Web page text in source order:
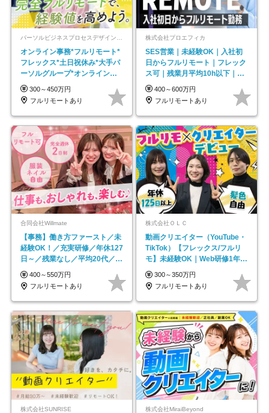
オンライン事務*フルリモート*
フレックス*土日祝休み*大手パ
ーソルグループ*オンライン面
接*30～40代活躍中
300～450万円
フルリモートあり
株式会社プロエフィカ
SES営業｜未経験OK｜入社初
日からフルリモート｜フレック
ス可｜残業月平均10h以下｜事
業立ち上げメンバー
400～600万円
フルリモートあり
合同会社Willmate
【事務】働き方ファースト／未
経験OK！／充実研修／年休127
日～／残業なし／平均20代／リ
モートOK
400～550万円
フルリモートあり
株式会社ＯＬＣ
動画クリエイター（YouTube・
TikTok）【フレックス/フルリ
モ】未経験OK｜Web研修1年間
｜副業OK
300～350万円
フルリモートあり
株式会社SUNRISE 株式会社MiraiBeyond